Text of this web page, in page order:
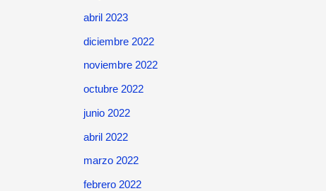
abril 2023
diciembre 2022
noviembre 2022
octubre 2022
junio 2022
abril 2022
marzo 2022
febrero 2022